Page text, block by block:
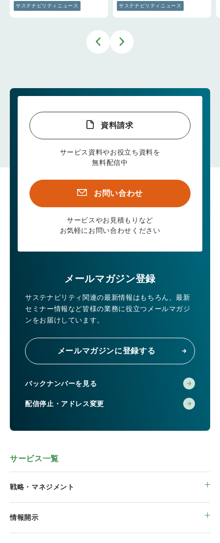
サステナビリティニュース サステナビリティニュース
資料請求
サービス資料やお役立ち資料を
無料配信中
お問い合わせ
サービスやお見積もりなど
お気軽にお問い合わせください
メールマガジン登録
サステナビリティ関連の最新情報はもちろん、最新
セミナー情報など皆様の業務に役立つメールマガジ
ンをお届けしています。
メールマガジンに登録する
バックナンバーを見る
配信停止・アドレス変更
サービス一覧
戦略・マネジメント
情報開示